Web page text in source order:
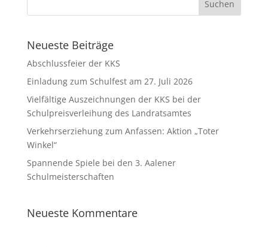
Neueste Beiträge
Abschlussfeier der KKS
Einladung zum Schulfest am 27. Juli 2026
Vielfältige Auszeichnungen der KKS bei der
Schulpreisverleihung des Landratsamtes
Verkehrserziehung zum Anfassen: Aktion „Toter
Winkel“
Spannende Spiele bei den 3. Aalener
Schulmeisterschaften
Neueste Kommentare